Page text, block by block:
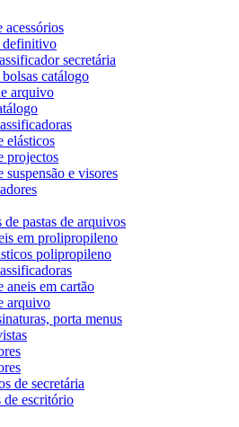
acessórios
secretária
catálogo
arquivo
elásticos
projectos
suspensão e visores
pastas de arquivos
em prolipropileno
polipropileno
aneis em cartão
arquivo
porta menus
de secretária
de escritório